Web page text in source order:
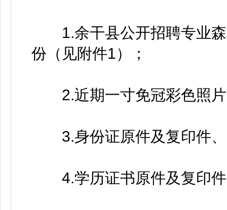
1.余干县公开招聘专业森
份（见附件1）；
2.近期一寸免冠彩色照片
3.身份证原件及复印件、
4.学历证书原件及复印